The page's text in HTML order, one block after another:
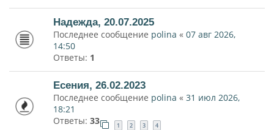
Надежда, 20.07.2025
Последнее сообщение polina « 07 авг 2026,
14:50
Ответы: 1
Есения, 26.02.2023
Последнее сообщение polina « 31 июл 2026,
18:21
Ответы: 33 1 2 3 4